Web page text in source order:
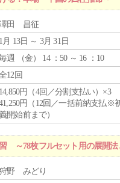
田 昌征
1月 13日 ～ 3月 31日
週 （金） 14 ：50 ～ 16 ：10
12回
14,850円（4回／分割支払い）×3
円（12回／一括前納支払※
開始前まで）
～78枚フルセット用の展開法
野 みどり